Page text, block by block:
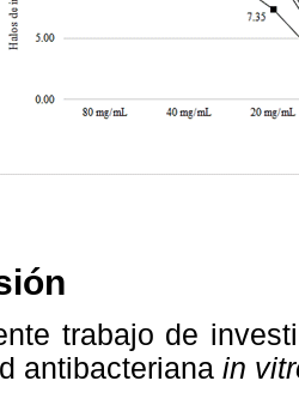
trabajo de
antibacteriana in